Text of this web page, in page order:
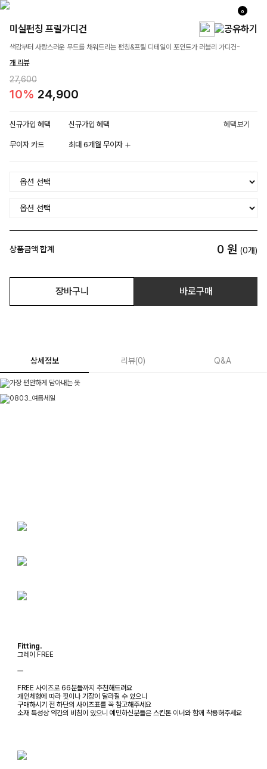
0
미실펀칭 프릴가디건
색감부터 사랑스러운 무드를 채워드리는 펀칭&프릴 디테일이 포인트가 러블리 가디건-
개 리뷰
27,600
10% 24,900
신규가입 혜택 신규가입 혜택 혜택보기
무이자 카드 최대 6개월 무이자
상품금액 합계 0 원 (0개)
장바구니 바로구매
상세정보 리뷰(0) Q&A
Fitting.
그레이 FREE
ㅡ
FREE 사이즈로 66분들까지 추천해드려요
개인체형에 따라 핏이나 기장이 달라질 수 있으니
구매하시기 전 하단의 사이즈표를 꼭 참고해주세요
소재 특성상 약간의 비침이 있으니 예민하신분들은 스킨톤 이너와 함께 착용해주세요